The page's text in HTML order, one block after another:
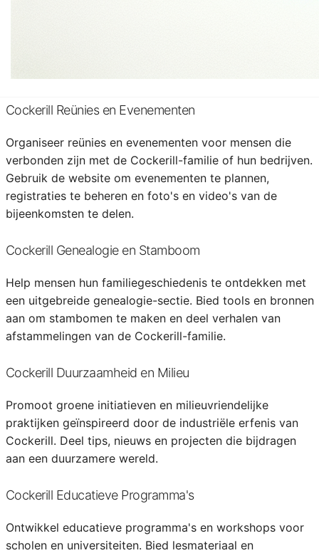
Cockerill Reünies en Evenementen
Organiseer reünies en evenementen voor mensen die
verbonden zijn met de Cockerill-familie of hun bedrijven.
Gebruik de website om evenementen te plannen,
registraties te beheren en foto's en video's van de
bijeenkomsten te delen.
Cockerill Genealogie en Stamboom
Help mensen hun familiegeschiedenis te ontdekken met
een uitgebreide genealogie-sectie. Bied tools en bronnen
aan om stambomen te maken en deel verhalen van
afstammelingen van de Cockerill-familie.
Cockerill Duurzaamheid en Milieu
Promoot groene initiatieven en milieuvriendelijke
praktijken geïnspireerd door de industriële erfenis van
Cockerill. Deel tips, nieuws en projecten die bijdragen
aan een duurzamere wereld.
Cockerill Educatieve Programma's
Ontwikkel educatieve programma's en workshops voor
scholen en universiteiten. Bied lesmateriaal en